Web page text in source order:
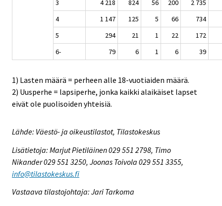
3
4 218 824 56 200
2 735
4
1 147 125 5 66
734
5
294 21 1 22
172
6-
79 6 1 6 39
1) Lasten määrä = perheen alle 18-vuotiaiden määrä.
2) Uusperhe = lapsiperhe, jonka kaikki alaikäiset lapset
eivät ole puolisoiden yhteisiä.
Lähde: Väestö- ja oikeustilastot, Tilastokeskus
Lisätietoja: Marjut Pietiläinen 029 551 2798, Timo
Nikander 029 551 3250, Joonas Toivola 029 551 3355,
info@tilastokeskus.fi
Vastaava tilastojohtaja: Jari Tarkoma